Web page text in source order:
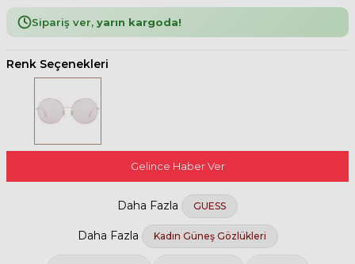
Sipariş ver, yarın kargoda!
Renk Seçenekleri
Gelince Haber Ver
Daha Fazla GUESS
Daha Fazla Kadın Güneş Gözlükleri